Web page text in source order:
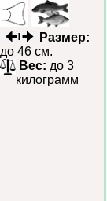
Размер:
до 46 см.
Вес: до 3
килограмм